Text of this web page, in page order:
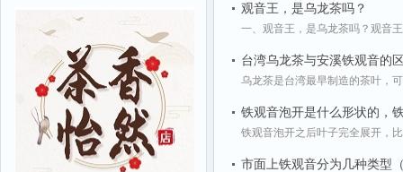
观音王，是乌龙茶吗？
一、观音王，是乌龙茶吗？观音
台湾乌龙茶与安溪铁观音的
乌龙茶是台湾最早制造的茶叶，
铁观音泡开是什么形状的，
铁观音泡开之后叶子完全展开，
市面上铁观音分为几种类型